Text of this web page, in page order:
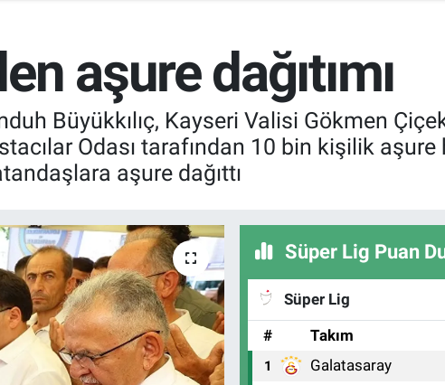
aşure dağıtımı
Büyükkılıç, Kayseri Valisi Gökmen
Odası tarafından 10 bin kişilik aşure
aşure dağıttı
Süper Lig Puan
Süper Lig
#
Takım
1 Galatasaray